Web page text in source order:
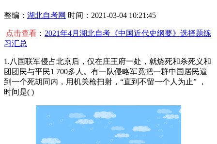
整编： 湖北自考网 时间：2021-03-04 10:21:45
点击查看 ： 2021年4月湖北自考《中国近代史纲要》选择题练
习汇总
1.八国联军侵占北京后，仅在庄王府一处，就烧死和杀死义和
团团民与平民1 700多人。有一队侵略军竟把一群中国居民逼
到一个死胡同内，用机关枪扫射，“直到不留一个人为止” ，
时间是( )